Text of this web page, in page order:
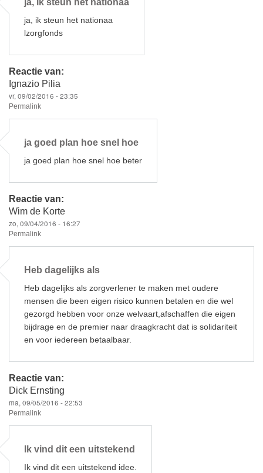
ja, ik steun het nationaa
lzorgfonds
Reactie van:
Ignazio Pilia
vr, 09/02/2016 - 23:35
Permalink
ja goed plan hoe snel hoe
ja goed plan hoe snel hoe beter
Reactie van:
Wim de Korte
zo, 09/04/2016 - 16:27
Permalink
Heb dagelijks als
Heb dagelijks als zorgverlener te maken met oudere
mensen die been eigen risico kunnen betalen en die wel
gezorgd hebben voor onze welvaart,afschaffen die eigen
bijdrage en de premier naar draagkracht dat is solidariteit
en voor iedereen betaalbaar.
Reactie van:
Dick Ernsting
ma, 09/05/2016 - 22:53
Permalink
Ik vind dit een uitstekend
Ik vind dit een uitstekend idee.